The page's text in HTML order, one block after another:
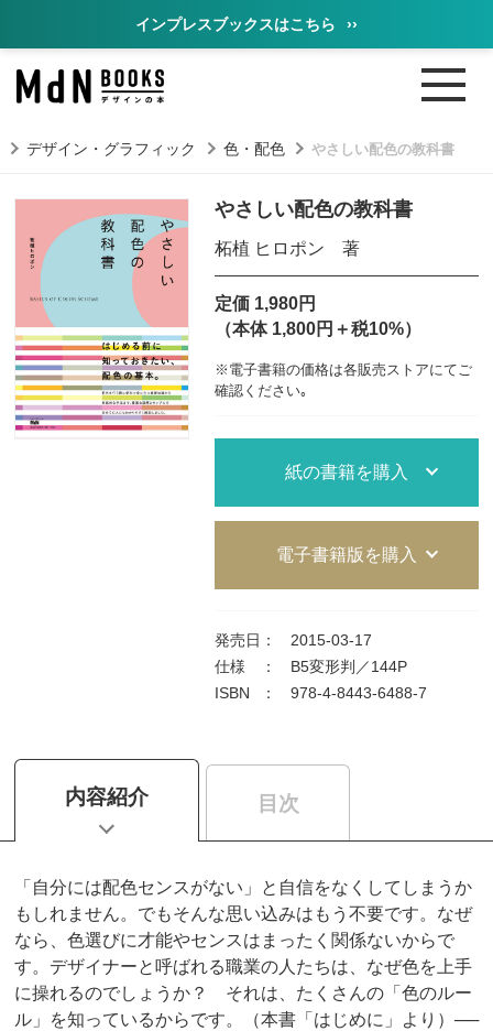
インプレスブックスはこちら ››
デザイン・グラフィック 色・配色 やさしい配色の教科書
やさしい配色の教科書
柘植 ヒロポン 著
定価 1,980円
（本体 1,800円＋税10%）
※電子書籍の価格は各販売ストアにてご
確認ください｡
紙の書籍を購入
電子書籍版を購入
発売日 ：
2015-03-17
仕様
：
B5変形判／144P
ISBN
： 978-4-8443-6488-7
内容紹介 目次
「自分には配色センスがない」と自信をなくしてしまうか
もしれません。でもそんな思い込みはもう不要です。なぜ
なら、色選びに才能やセンスはまったく関係ないからで
す。デザイナーと呼ばれる職業の人たちは、なぜ色を上手
に操れるのでしょうか？ それは、たくさんの「色のルー
ル」を知っているからです。（本書「はじめに」より）──